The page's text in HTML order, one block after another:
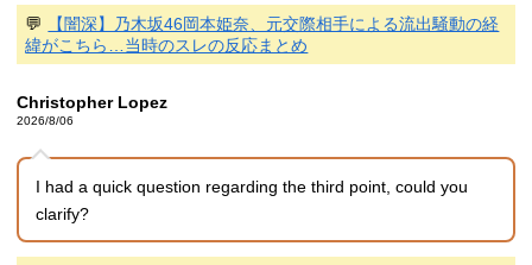
💬
【闇深】乃木坂46岡本姫奈、元交際相手による流出騒動の経
緯がこちら…当時のスレの反応まとめ
Christopher Lopez
2026/8/06
I had a quick question regarding the third point, could you
clarify?